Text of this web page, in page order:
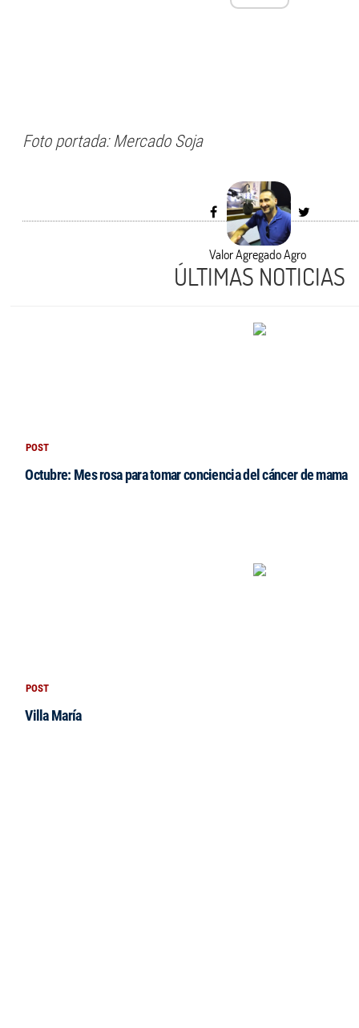
Foto portada: Mercado Soja
Valor Agregado Agro
ÚLTIMAS NOTICIAS
POST
Octubre: Mes rosa para tomar conciencia del cáncer de mama
POST
Villa María